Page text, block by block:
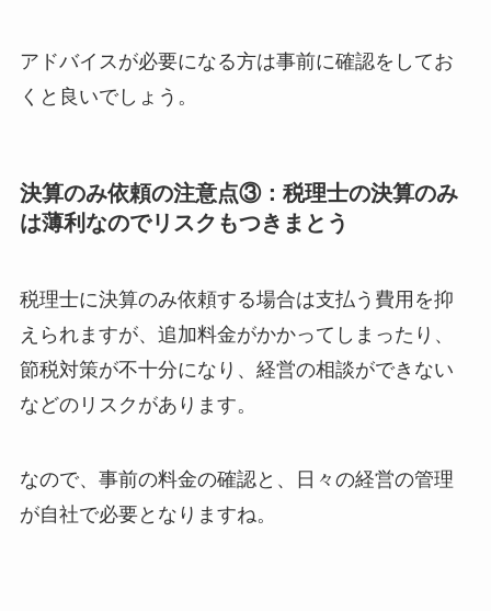
アドバイスが必要になる方は事前に確認をしてお
くと良いでしょう。
決算のみ依頼の注意点③：税理士の決算のみ
は薄利なのでリスクもつきまとう
税理士に決算のみ依頼する場合は支払う費用を抑
えられますが、追加料金がかかってしまったり、
節税対策が不十分になり、経営の相談ができない
などのリスクがあります。
なので、事前の料金の確認と、日々の経営の管理
が自社で必要となりますね。